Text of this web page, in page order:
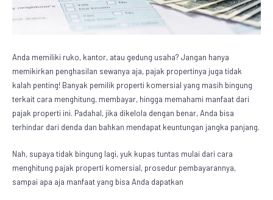
Anda memiliki ruko, kantor, atau gedung usaha? Jangan hanya
memikirkan penghasilan sewanya aja, pajak propertinya juga tidak
kalah penting! Banyak pemilik properti komersial yang masih bingung
terkait cara menghitung, membayar, hingga memahami manfaat dari
pajak properti ini. Padahal, jika dikelola dengan benar, Anda bisa
terhindar dari denda dan bahkan mendapat keuntungan jangka panjang.
Nah, supaya tidak bingung lagi, yuk kupas tuntas mulai dari cara
menghitung pajak properti komersial, prosedur pembayarannya,
sampai apa aja manfaat yang bisa Anda dapatkan